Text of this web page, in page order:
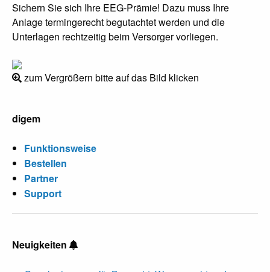
Sichern Sie sich Ihre EEG-Prämie! Dazu muss Ihre
Anlage termingerecht begutachtet werden und die
Unterlagen rechtzeitig beim Versorger vorliegen.
zum Vergrößern bitte auf das Bild klicken
digem
Funktionsweise
Bestellen
Partner
Support
Neuigkeiten